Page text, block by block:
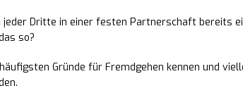
jeder Dritte in einer festen Partnerschaft bereits
so?
Gründe für Fremdgehen kennen und